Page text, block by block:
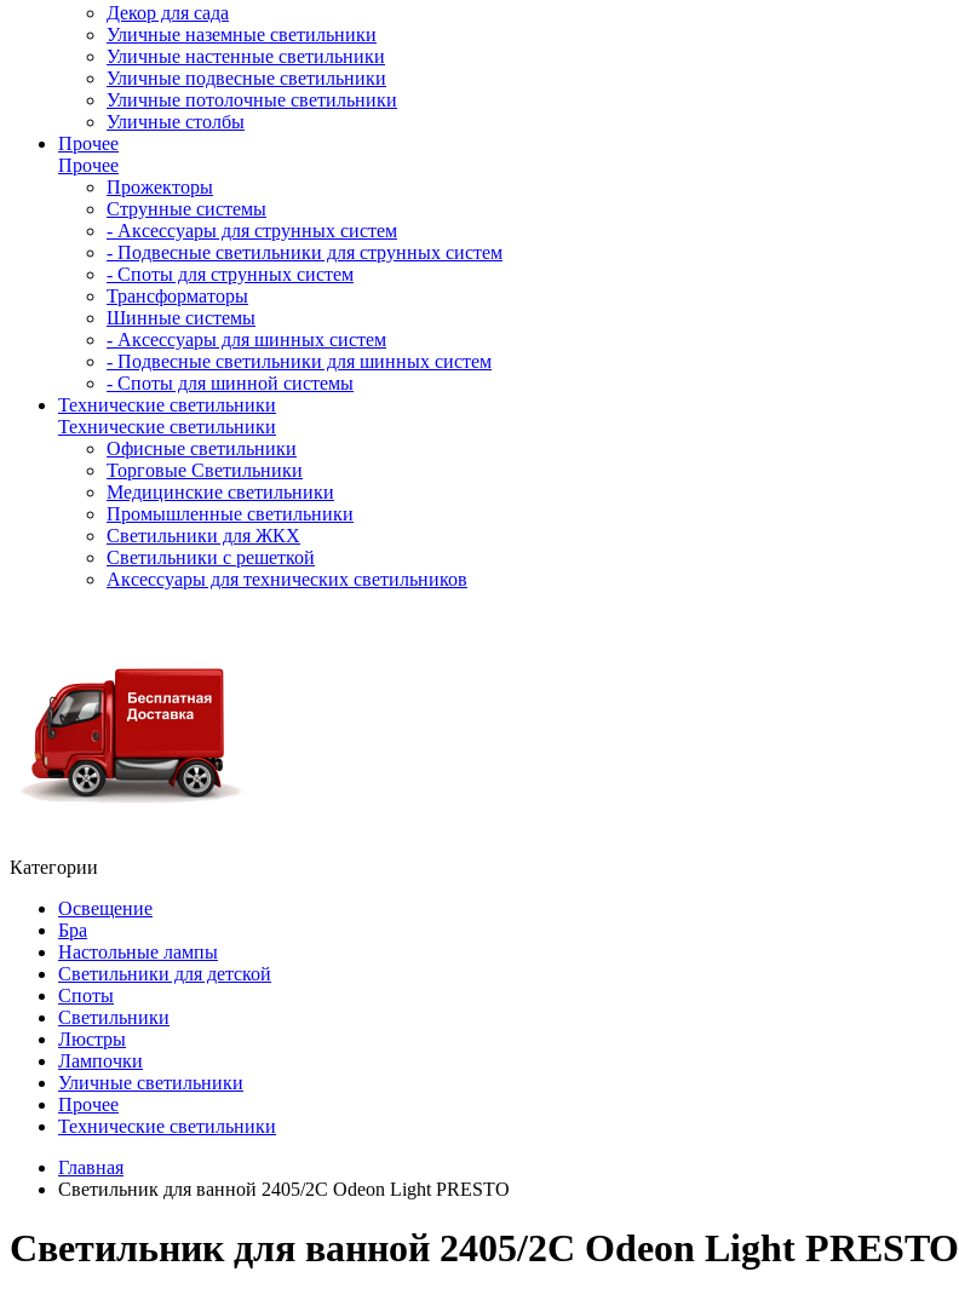
Декор для сада
Уличные наземные светильники
Уличные настенные светильники
Уличные подвесные светильники
Уличные потолочные светильники
Уличные столбы
Прочее
Прочее
Прожекторы
Струнные системы
- Аксессуары для струнных систем
- Подвесные светильники для струнных систем
- Споты для струнных систем
Трансформаторы
Шинные системы
- Аксессуары для шинных систем
- Подвесные светильники для шинных систем
- Споты для шинной системы
Технические светильники
Технические светильники
Офисные светильники
Торговые Светильники
Медицинские светильники
Промышленные светильники
Светильники для ЖКХ
Светильники с решеткой
Аксессуары для технических светильников
Категории
Освещение
Бра
Настольные лампы
Светильники для детской
Споты
Светильники
Люстры
Лампочки
Уличные светильники
Прочее
Технические светильники
Главная
Светильник для ванной 2405/2C Odeon Light PRESTO
Светильник для ванной 2405/2C Odeon Light PRESTO